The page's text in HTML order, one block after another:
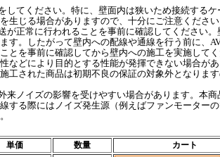
てください。特に、壁面内は狭いため接続する
生じる場合がありますので、十分にご注意ください
正常に行われることを事前に確認してください
す。したがって壁内への配線や通線を行う前に、
とを事前に確認してから壁内への施工を実施して
などにより目的とする性能が発揮できない場合が
工された商品は初期不良の保証の対象外となりま
ノイズの影響を受けやすい場合があります。本
する際にはノイズ発生源（例えばファンモーター
単価 数量 カート